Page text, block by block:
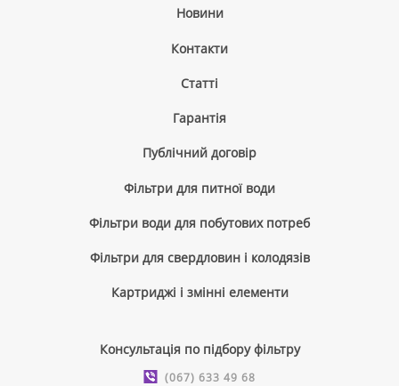
Новини
Контакти
Cтатті
Гарантія
Публічний договір
Фільтри для питної води
Фільтри води для побутових потреб
Фільтри для свердловин і колодязів
Картриджі і змінні елементи
Консультація по підбору фільтру
(067) 633 49 68